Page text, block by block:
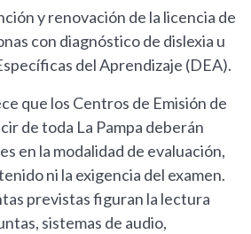
y renovación de la licencia de
con diagnóstico de dislexia u
del Aprendizaje (DEA).
que los Centros de Emisión de
de toda La Pampa deberán
en la modalidad de evaluación,
ni la exigencia del examen.
previstas figuran la lectura
sistemas de audio,